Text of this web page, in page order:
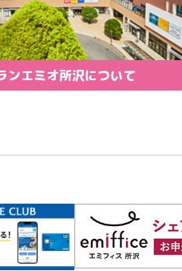
ンエミオ所沢について